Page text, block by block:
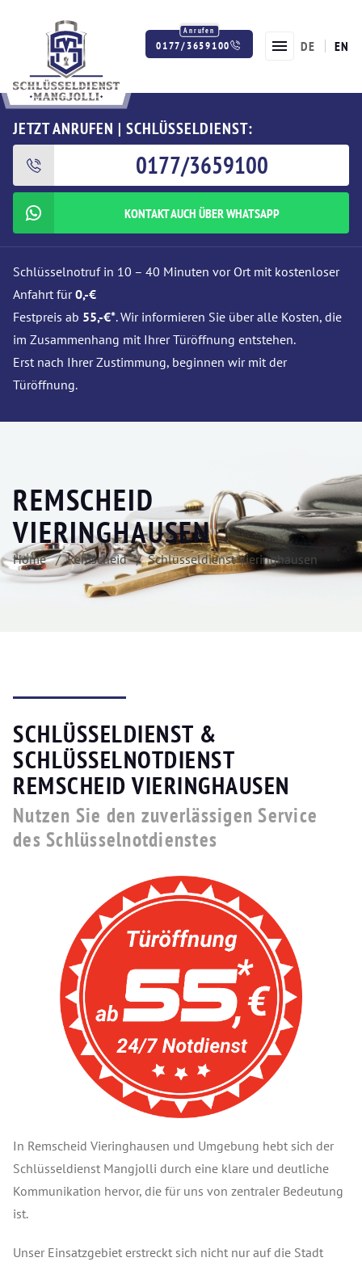
0177/3659100 DE EN
JETZT ANRUFEN | SCHLÜSSELDIENST:
0177/3659100
KONTAKT AUCH ÜBER WHATSAPP
Schlüsselnotruf in 10 – 40 Minuten vor Ort mit kostenloser
Anfahrt für0,-€
Festpreis ab 55,-€*. Wir informieren Sie über alle Kosten, die
im Zusammenhang mit Ihrer Türöffnung entstehen.
Erst nach Ihrer Zustimmung, beginnen wir mit der
Türöffnung.
REMSCHEID
VIERINGHAUSEN
Home Remscheid Schlüsseldienst Vieringhausen
SCHLÜSSELDIENST &
SCHLÜSSELNOTDIENST
REMSCHEID VIERINGHAUSEN
Nutzen Sie den zuverlässigen Service
des Schlüsselnotdienstes
In Remscheid Vieringhausen und Umgebung hebt sich der
Schlüsseldienst Mangjolli durch eine klare und deutliche
Kommunikation hervor, die für uns von zentraler Bedeutung
ist.
Unser Einsatzgebiet erstreckt sich nicht nur auf die Stadt